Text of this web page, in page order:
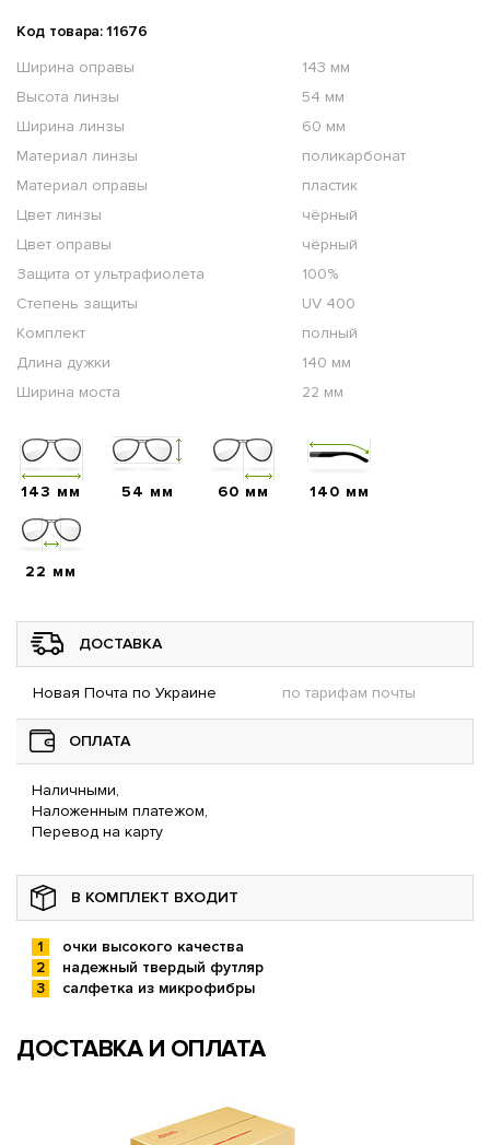
Код товара: 11676
Ширина оправы
143 мм
Высота линзы
54 мм
Ширина линзы
60 мм
Материал линзы
поликарбонат
Материал оправы
пластик
Цвет линзы
чёрный
Цвет оправы
чёрный
Защита от ультрафиолета
100%
Степень защиты
UV 400
Комплект
полный
Длина дужки
140 мм
Ширина моста
22 мм
143 мм 54 мм 60 мм 140 мм
22 мм
ДОСТАВКА
Новая Почта по Украине по тарифам почты
ОПЛАТА
Наличными,
Наложенным платежом,
Перевод на карту
В КОМПЛЕКТ ВХОДИТ
очки высокого качества
надежный твердый футляр
салфетка из микрофибры
ДОСТАВКА И ОПЛАТА